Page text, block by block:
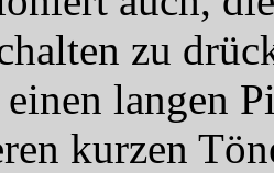
zu
langen
kurzen